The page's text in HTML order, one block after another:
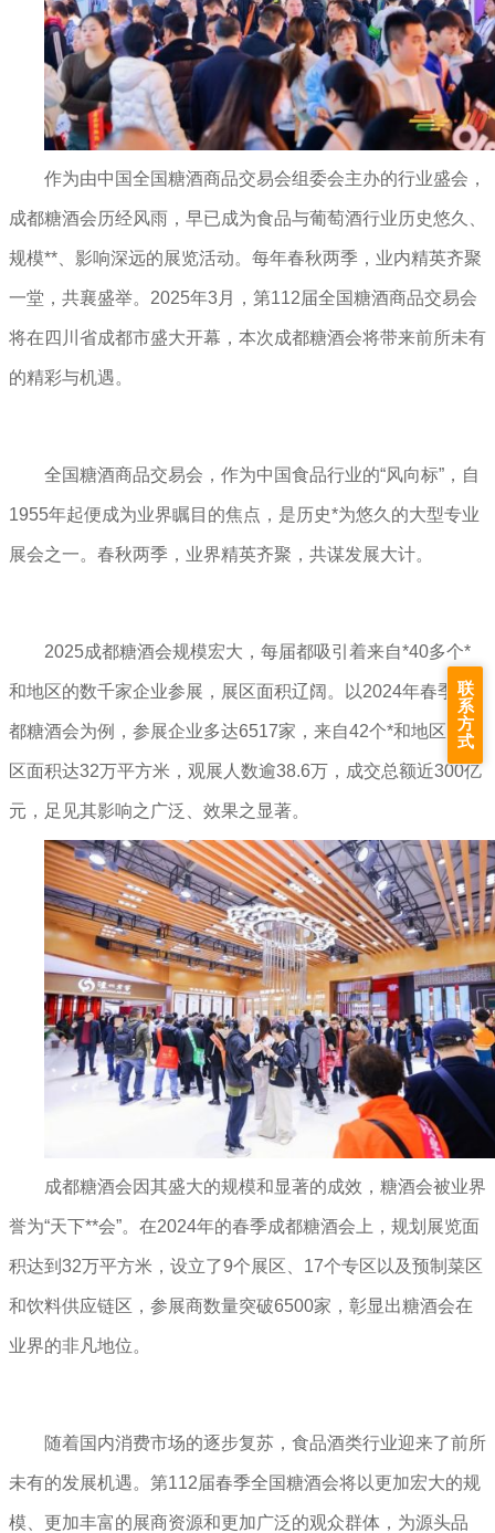
作为由中国全国糖酒商品交易会组委会主办的行业盛会，
成都糖酒会历经风雨，早已成为食品与葡萄酒行业历史悠久、
规模**、影响深远的展览活动。每年春秋两季，业内精英齐聚
一堂，共襄盛举。2025年3月，第112届全国糖酒商品交易会
将在四川省成都市盛大开幕，本次成都糖酒会将带来前所未有
的精彩与机遇。
全国糖酒商品交易会，作为中国食品行业的“风向标”，自
1955年起便成为业界瞩目的焦点，是历史*为悠久的大型专业
展会之一。春秋两季，业界精英齐聚，共谋发展大计。
2025成都糖酒会规模宏大，每届都吸引着来自*40多个*
和地区的数千家企业参展，展区面积辽阔。以2024年春季成
都糖酒会为例，参展企业多达6517家，来自42个*和地区，展
区面积达32万平方米，观展人数逾38.6万，成交总额近300亿
元，足见其影响之广泛、效果之显著。
成都糖酒会因其盛大的规模和显著的成效，糖酒会被业界
誉为“天下**会”。在2024年的春季成都糖酒会上，规划展览面
积达到32万平方米，设立了9个展区、17个专区以及预制菜区
和饮料供应链区，参展商数量突破6500家，彰显出糖酒会在
业界的非凡地位。
随着国内消费市场的逐步复苏，食品酒类行业迎来了前所
未有的发展机遇。第112届春季全国糖酒会将以更加宏大的规
模、更加丰富的展商资源和更加广泛的观众群体，为源头品
联
系
方
式